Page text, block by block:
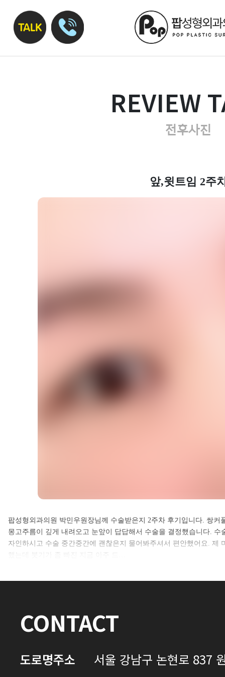
REVIEW
전후사진
앞,윗트임 2주
셀카후기 전체 내용은
로그인 후 확인하실 수 있습니다.
팝성형외과의원 박민우원장님께 수술받은지 2주차 후기입니다. 쌍
몽고주름이 깊게 내려오고 눈앞이 답답해서 수술을 결정했습니다.
자인하시고 수술 중간중간에 괜찮은지 물어봐주셔서 편안했어요. 제
했는데 붓기가 좀 빠진 지금 아주 드…
CONTACT
도로명주소
서울 강남구 논현로 837